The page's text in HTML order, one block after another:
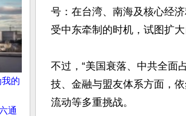
我的
通
号：在台湾、南海及核心经
受中东牵制的时机，试图扩
不过，“美国衰落、中共全面
技、金融与盟友体系方面，
流动等多重挑战。